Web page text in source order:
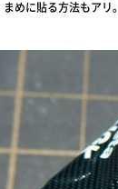
まめに貼る方法もア